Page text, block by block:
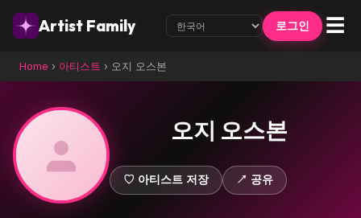
Artist Family 로그인 ☰
Home › 아티스트 › 오지 오스본
오지 오스본
♡ 아티스트 저장 ↗ 공유